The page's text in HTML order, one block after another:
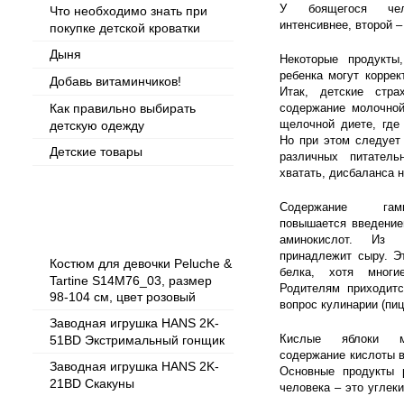
Что необходимо знать при
покупке детской кроватки
Дыня
Добавь витаминчиков!
Как правильно выбирать
детскую одежду
Детские товары
Костюм для девочки Peluche &
Tartine S14M76_03, размер
98-104 см, цвет розовый
Заводная игрушка HANS 2K-
51BD Экстримальный гонщик
Заводная игрушка HANS 2K-
21BD Скакуны
У боящегося
интенсивнее, второй
Некоторые
ребенка могут
Итак, детские
содержание
щелочной диете,
Но при этом
различных
хватать, дисбаланса
Содержание
повышается
аминокислот. Из
принадлежит сыру.
белка, хотя
Родителям
вопрос кулинарии
Кислые яблоки
содержание кислоты
Основные продукты
человека – это